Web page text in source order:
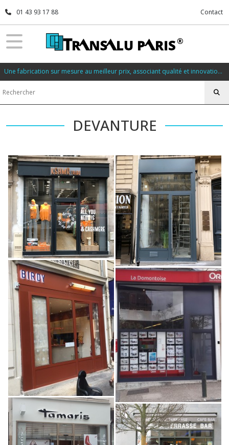
01 43 93 17 88 Contact
Une fabrication sur mesure au meilleur prix, associant qualité et innovation, dans les plus courts délais.
DEVANTURE